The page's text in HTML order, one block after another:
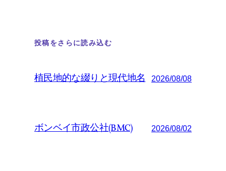
投稿をさらに読み込む
植民地的な綴りと現代地名 2026/08/08
ボンベイ市政公社(BMC) 2026/08/02